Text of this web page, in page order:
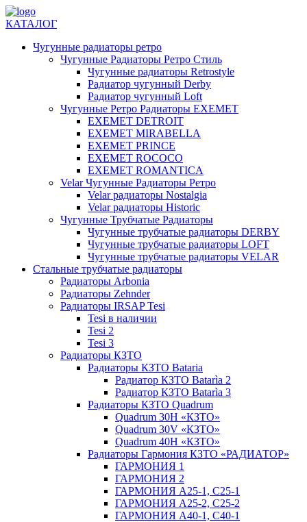
КАТАЛОГ
Чугунные радиаторы ретро
Чугунные Радиаторы Ретро Стиль
Чугунные радиаторы Retrostyle
Радиатор чугунный Derby
Радиатор чугунный Loft
Чугунные Ретро Радиаторы EXEMET
EXEMET DETROIT
EXEMET MIRABELLA
EXEMET PRINCE
EXEMET ROCOCO
EXEMET ROMANTICA
Velar Чугунные Радиаторы Ретро
Velar радиаторы Nostalgia
Velar радиаторы Historic
Чугунные Трубчатые Радиаторы
Чугунные трубчатые радиаторы DERBY
Чугунные трубчатые радиаторы LOFT
Чугунные трубчатые радиаторы VELAR
Стальные трубчатые радиаторы
Радиаторы Arbonia
Радиаторы Zehnder
Радиаторы IRSAP Tesi
Tesi в наличии
Tesi 2
Tesi 3
Радиаторы КЗТО
Радиаторы КЗТО Bataria
Радиатор КЗТО Batarìa 2
Радиатор КЗТО Batarìa 3
Радиаторы КЗТО Quadrum
Quadrum 30H «КЗТО»
Quadrum 30V «КЗТО»
Quadrum 40H «КЗТО»
Радиаторы Гармония КЗТО «РАДИАТОР»
ГАРМОНИЯ 1
ГАРМОНИЯ 2
ГАРМОНИЯ А25-1, С25-1
ГАРМОНИЯ А25-2, С25-2
ГАРМОНИЯ А40-1, С40-1